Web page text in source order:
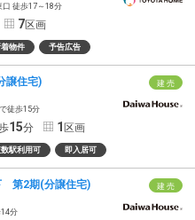
口 徒歩17～18分
7区画
物件 予告広告
建 売
譲住宅)
徒歩15分
15分 1区画
駅利用可 即入居可
建 売
第2期(分譲住宅)
分